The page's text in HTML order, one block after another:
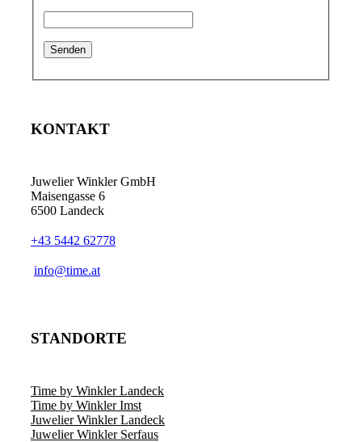
KONTAKT
Juwelier Winkler GmbH
Maisengasse 6
6500 Landeck
+43 5442 62778
info@time.at
STANDORTE
Time by Winkler Landeck
Time by Winkler Imst
Juwelier Winkler Landeck
Juwelier Winkler Serfaus